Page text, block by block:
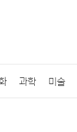
과학 미술